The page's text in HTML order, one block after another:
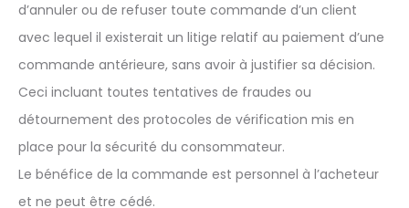
d’annuler ou de refuser toute commande d’un client
avec lequel il existerait un litige relatif au paiement d’une
commande antérieure, sans avoir à justifier sa décision.
Ceci incluant toutes tentatives de fraudes ou
détournement des protocoles de vérification mis en
place pour la sécurité du consommateur.
Le bénéfice de la commande est personnel à l’acheteur
et ne peut être cédé.